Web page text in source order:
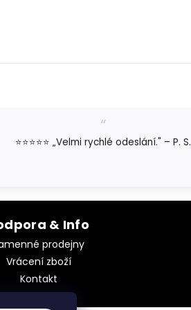
⭐⭐⭐⭐⭐ „Velmi rychlé odeslání." – P. S.
& Info
prodejny
Vrácení zboží
Kontakt